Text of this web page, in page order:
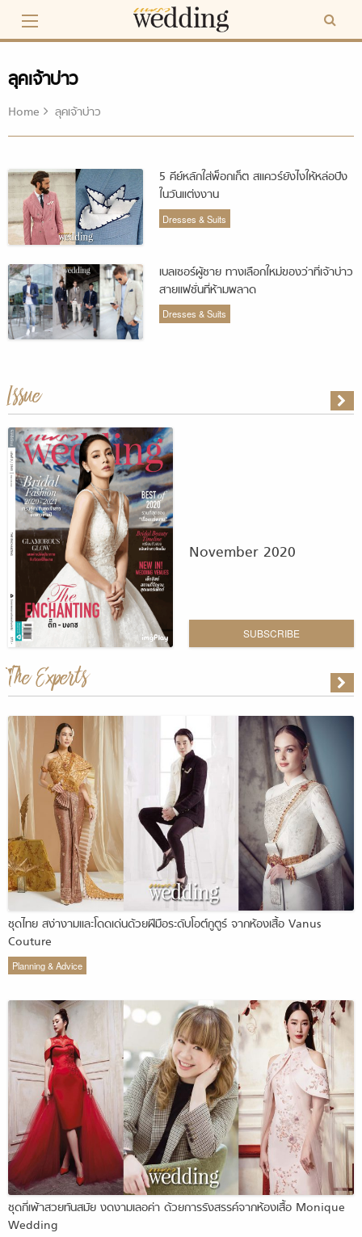
content
ลุคเจ้าบ่าว
Home ลุคเจ้าบ่าว
5 คีย์หลักใส่พ็อกเก็ต สแควร์ยังไงให้หล่อปัง
ในวันแต่งงาน
Dresses & Suits
เบลเซอร์ผู้ชาย ทางเลือกใหม่ของว่าที่เจ้าบ่าว
สายแฟชั่นที่ห้ามพลาด
Dresses & Suits
Issue
November 2020
SUBSCRIBE
The Experts
ชุดไทย สง่างามและโดดเด่นด้วยฝีมือระดับโอต์กูตูร์ จากห้องเสื้อ Vanus
Couture
Planning & Advice
ชุดกี่เพ้าสวยทันสมัย งดงามเลอค่า ด้วยการรังสรรค์จากห้องเสื้อ Monique
Wedding